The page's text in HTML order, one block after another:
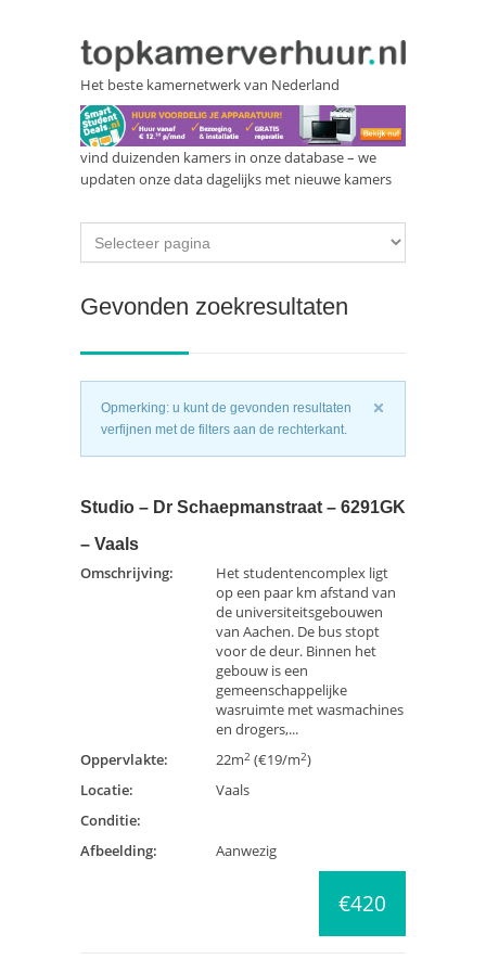
Het beste kamernetwerk van Nederland
vind duizenden kamers in onze database – we
updaten onze data dagelijks met nieuwe kamers
Gevonden zoekresultaten
Opmerking: u kunt de gevonden resultaten
verfijnen met de filters aan de rechterkant.
Studio – Dr Schaepmanstraat – 6291GK
– Vaals
Omschrijving:
Het studentencomplex ligt
op een paar km afstand van
de universiteitsgebouwen
van Aachen. De bus stopt
voor de deur. Binnen het
gebouw is een
gemeenschappelijke
wasruimte met wasmachines
en drogers,...
Oppervlakte:
22m2 (€19/m2)
Locatie:
Vaals
Conditie:
Afbeelding:
Aanwezig
€420